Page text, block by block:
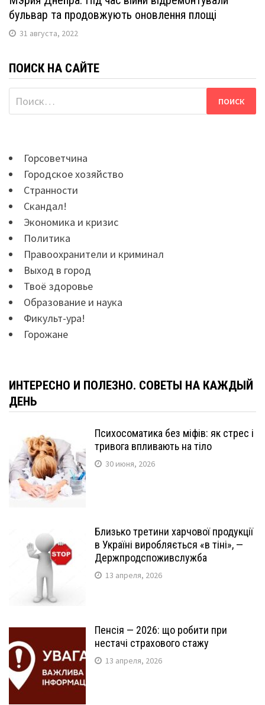
бульвар та продовжують оновлення площі
31 августа, 2022
ПОИСК НА САЙТЕ
Найти:
Горсоветчина
Городское хозяйство
Странности
Скандал!
Экономика и кризис
Политика
Правоохранители и криминал
Выход в город
Твоё здоровье
Образование и наука
Фикульт-ура!
Горожане
ИНТЕРЕСНО И ПОЛЕЗНО. СОВЕТЫ НА КАЖДЫЙ
ДЕНЬ
Психосоматика без міфів: як стрес і
тривога впливають на тіло
30 июня, 2026
Близько третини харчової продукції
в Україні виробляється «в тіні», —
Держпродспоживслужба
13 апреля, 2026
Пенсія — 2026: що робити при
нестачі страхового стажу
13 апреля, 2026